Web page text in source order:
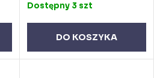
Dostępny 3 szt
DO KOSZYKA